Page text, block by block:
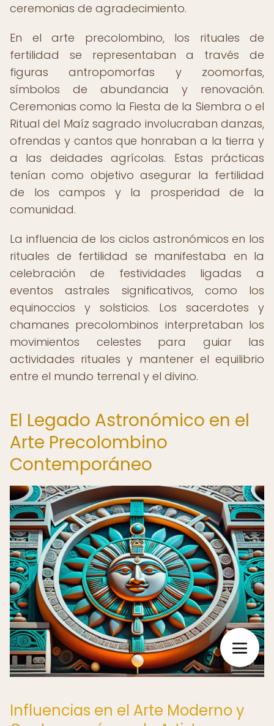
ceremonias de agradecimiento.
En el arte precolombino, los rituales de
fertilidad se representaban a través de
figuras antropomorfas y zoomorfas,
símbolos de abundancia y renovación.
Ceremonias como la Fiesta de la Siembra o el
Ritual del Maíz sagrado involucraban danzas,
ofrendas y cantos que honraban a la tierra y
a las deidades agrícolas. Estas prácticas
tenían como objetivo asegurar la fertilidad
de los campos y la prosperidad de la
comunidad.
La influencia de los ciclos astronómicos en los
rituales de fertilidad se manifestaba en la
celebración de festividades ligadas a
eventos astrales significativos, como los
equinoccios y solsticios. Los sacerdotes y
chamanes precolombinos interpretaban los
movimientos celestes para guiar las
actividades rituales y mantener el equilibrio
entre el mundo terrenal y el divino.
El Legado Astronómico en el
Arte Precolombino
Contemporáneo
Influencias en el Arte Moderno y